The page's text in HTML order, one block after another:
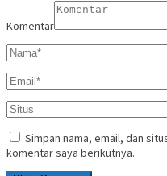
Komentar
Simpan nama, email, dan
komentar saya berikutnya.